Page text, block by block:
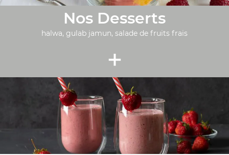
Nos Desserts
halwa, gulab jamun, salade de fruits frais
+